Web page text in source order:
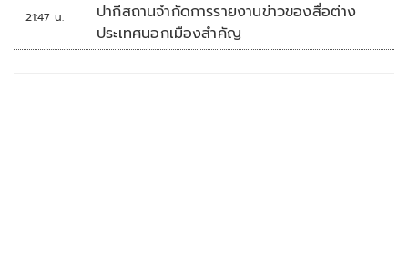
21:47 น.
ปากีสถานจำกัดการรายงานข่าวของสื่อต่าง
ประเทศนอกเมืองสำคัญ